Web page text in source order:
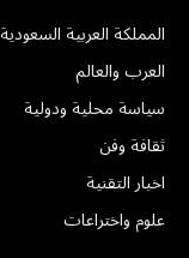
المملكة العربية السعودية
العرب والعالم
سياسة محلية ودولية
ثقافة وفن
اخبار التقنية
علوم واختراعات